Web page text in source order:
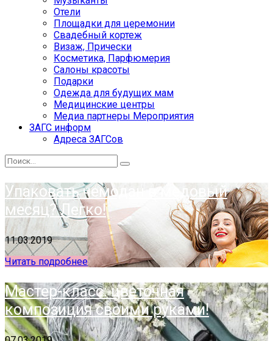
Отели
Площадки для церемонии
Свадебный кортеж
Визаж, Прически
Косметика, Парфюмерия
Салоны красоты
Подарки
Одежда для будущих мам
Медицинские центры
Медиа партнеры Мероприятия
ЗАГС информ
Адреса ЗАГСов
Упаковать чемодан в медовый
месяц? Легко!
11.03.2019
Читать подробнее
Мастер-класс: цветочная
композиция своими руками!